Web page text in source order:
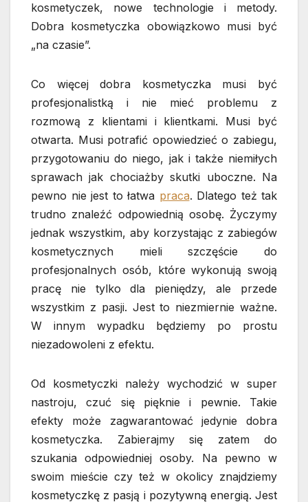
kosmetyczek, nowe technologie i metody.
Dobra kosmetyczka obowiązkowo musi być
„na czasie”.
Co więcej dobra kosmetyczka musi być
profesjonalistką i nie mieć problemu z
rozmową z klientami i klientkami. Musi być
otwarta. Musi potrafić opowiedzieć o zabiegu,
przygotowaniu do niego, jak i także niemiłych
sprawach jak chociażby skutki uboczne. Na
pewno nie jest to łatwa praca. Dlatego też tak
trudno znaleźć odpowiednią osobę. Życzymy
jednak wszystkim, aby korzystając z zabiegów
kosmetycznych mieli szczęście do
profesjonalnych osób, które wykonują swoją
pracę nie tylko dla pieniędzy, ale przede
wszystkim z pasji. Jest to niezmiernie ważne.
W innym wypadku będziemy po prostu
niezadowoleni z efektu.
Od kosmetyczki należy wychodzić w super
nastroju, czuć się pięknie i pewnie. Takie
efekty może zagwarantować jedynie dobra
kosmetyczka. Zabierajmy się zatem do
szukania odpowiedniej osoby. Na pewno w
swoim mieście czy też w okolicy znajdziemy
kosmetyczkę z pasją i pozytywną energią. Jest